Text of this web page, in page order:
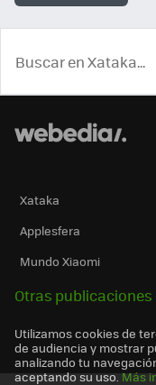
Xataka
Applesfera
Mundo Xiaomi
Otras publicaciones
Utilizamos cookies de
de audiencia y mostrar
analizando tu
aceptando su uso. Más